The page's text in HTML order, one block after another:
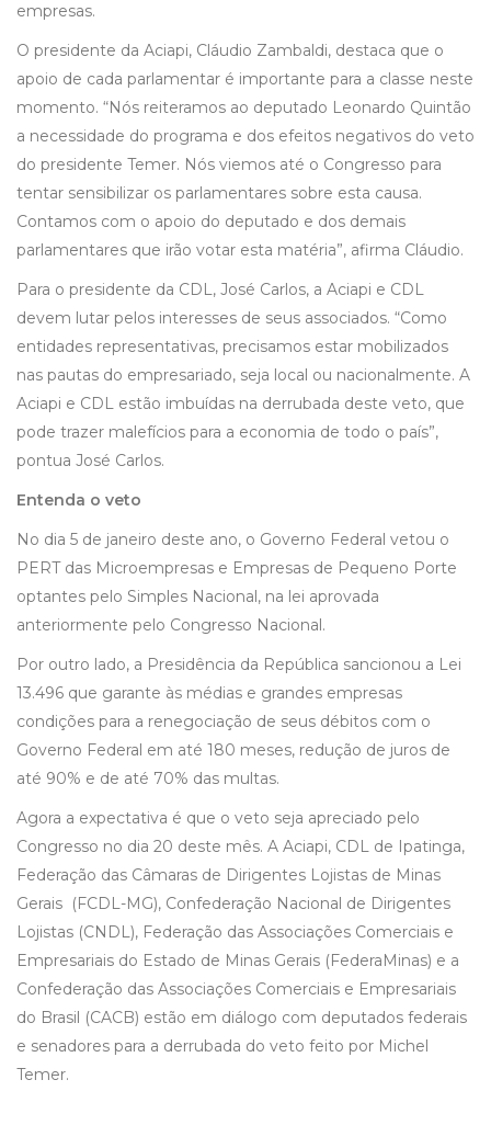
empresas.
O presidente da Aciapi, Cláudio Zambaldi, destaca que o
apoio de cada parlamentar é importante para a classe neste
momento. “Nós reiteramos ao deputado Leonardo Quintão
a necessidade do programa e dos efeitos negativos do veto
do presidente Temer. Nós viemos até o Congresso para
tentar sensibilizar os parlamentares sobre esta causa.
Contamos com o apoio do deputado e dos demais
parlamentares que irão votar esta matéria”, afirma Cláudio.
Para o presidente da CDL, José Carlos, a Aciapi e CDL
devem lutar pelos interesses de seus associados. “Como
entidades representativas, precisamos estar mobilizados
nas pautas do empresariado, seja local ou nacionalmente. A
Aciapi e CDL estão imbuídas na derrubada deste veto, que
pode trazer malefícios para a economia de todo o país”,
pontua José Carlos.
Entenda o veto
No dia 5 de janeiro deste ano, o Governo Federal vetou o
PERT das Microempresas e Empresas de Pequeno Porte
optantes pelo Simples Nacional, na lei aprovada
anteriormente pelo Congresso Nacional.
Por outro lado, a Presidência da República sancionou a Lei
13.496 que garante às médias e grandes empresas
condições para a renegociação de seus débitos com o
Governo Federal em até 180 meses, redução de juros de
até 90% e de até 70% das multas.
Agora a expectativa é que o veto seja apreciado pelo
Congresso no dia 20 deste mês. A Aciapi, CDL de Ipatinga,
Federação das Câmaras de Dirigentes Lojistas de Minas
Gerais (FCDL-MG), Confederação Nacional de Dirigentes
Lojistas (CNDL), Federação das Associações Comerciais e
Empresariais do Estado de Minas Gerais (FederaMinas) e a
Confederação das Associações Comerciais e Empresariais
do Brasil (CACB) estão em diálogo com deputados federais
e senadores para a derrubada do veto feito por Michel
Temer.